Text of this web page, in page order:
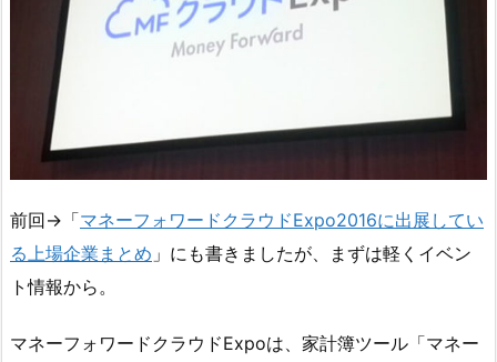
前回→「マネーフォワードクラウドExpo2016に出展してい
る上場企業まとめ 」にも書きましたが、まずは軽くイベン
ト情報から。
マネーフォワードクラウドExpoは、家計簿ツール「マネー